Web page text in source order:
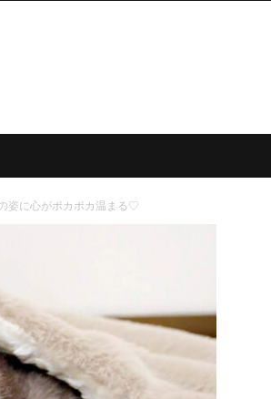
姿に心がポカポカ温まる♡